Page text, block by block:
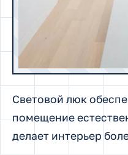
Световой люк
помещение
делает интерьер